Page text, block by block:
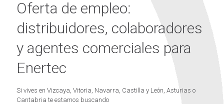
Oferta de empleo:
distribuidores, colaboradores
y agentes comerciales para
Enertec
Si vives en Vizcaya, Vitoria, Navarra, Castilla y León, Asturias o
Cantabria te estamos buscando